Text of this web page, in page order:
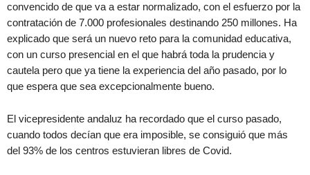
convencido de que va a estar normalizado, con el esfuerzo por la
contratación de 7.000 profesionales destinando 250 millones. Ha
explicado que será un nuevo reto para la comunidad educativa,
con un curso presencial en el que habrá toda la prudencia y
cautela pero que ya tiene la experiencia del año pasado, por lo
que espera que sea excepcionalmente bueno.
El vicepresidente andaluz ha recordado que el curso pasado,
cuando todos decían que era imposible, se consiguió que más
del 93% de los centros estuvieran libres de Covid.